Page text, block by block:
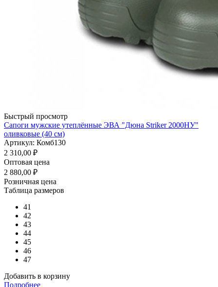
Быстрый просмотр
Сапоги мужские утеплённые ЭВА "Дюна Striker 2000НУ"
оливковые (40 см)
Артикул: Комб130
2 310,00 ₽
Оптовая цена
2 880,00 ₽
Розничная цена
Таблица размеров
41
42
43
44
45
46
47
Добавить в корзину
Подробнее